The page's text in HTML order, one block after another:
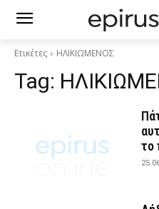
Ετικέτες ΗΛΙΚΙΩΜΕΝΟΣ
Tag:
το